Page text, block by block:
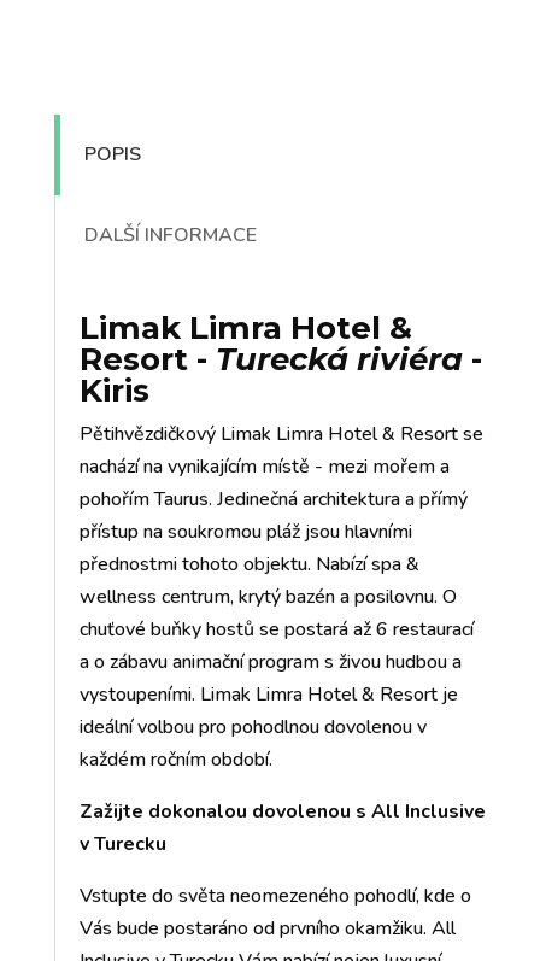
POPIS
DALŠÍ INFORMACE
Limak Limra Hotel &
Resort - Turecká riviéra-
Kiris
Pětihvězdičkový Limak Limra Hotel & Resort se
nachází na vynikajícím místě - mezi mořem a
pohořím Taurus. Jedinečná architektura a přímý
přístup na soukromou pláž jsou hlavními
přednostmi tohoto objektu. Nabízí spa &
wellness centrum, krytý bazén a posilovnu. O
chuťové buňky hostů se postará až 6 restaurací
a o zábavu animační program s živou hudbou a
vystoupeními. Limak Limra Hotel & Resort je
ideální volbou pro pohodlnou dovolenou v
každém ročním období.
Zažijte dokonalou dovolenou s All Inclusive
v Turecku
Vstupte do světa neomezeného pohodlí, kde o
Vás bude postaráno od prvního okamžiku. All